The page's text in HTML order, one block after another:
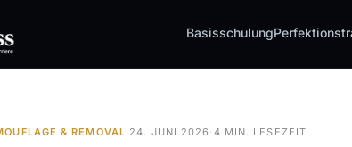
Basisschulung
& REMOVAL· 24. JUNI 2026 · 4 MIN. LESEZEIT